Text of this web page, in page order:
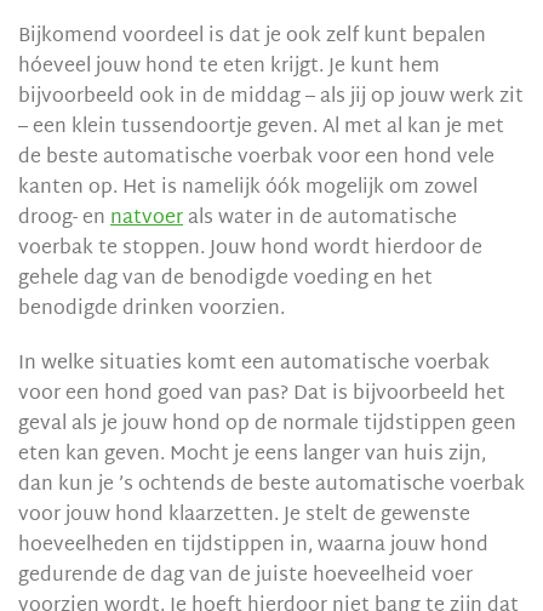
Bijkomend voordeel is dat je ook zelf kunt bepalen
hóeveel jouw hond te eten krijgt. Je kunt hem
bijvoorbeeld ook in de middag – als jij op jouw werk zit
– een klein tussendoortje geven. Al met al kan je met
de beste automatische voerbak voor een hond vele
kanten op. Het is namelijk óók mogelijk om zowel
droog- ennatvoerals water in de automatische
voerbak te stoppen. Jouw hond wordt hierdoor de
gehele dag van de benodigde voeding en het
benodigde drinken voorzien.
In welke situaties komt een automatische voerbak
voor een hond goed van pas? Dat is bijvoorbeeld het
geval als je jouw hond op de normale tijdstippen geen
eten kan geven. Mocht je eens langer van huis zijn,
dan kun je ’s ochtends de beste automatische voerbak
voor jouw hond klaarzetten. Je stelt de gewenste
hoeveelheden en tijdstippen in, waarna jouw hond
gedurende de dag van de juiste hoeveelheid voer